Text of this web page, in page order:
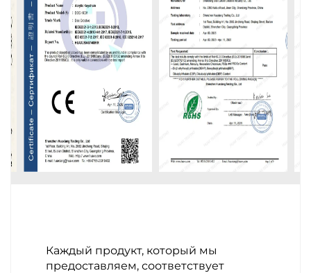
Каждый продукт, который мы
предоставляем, соответствует